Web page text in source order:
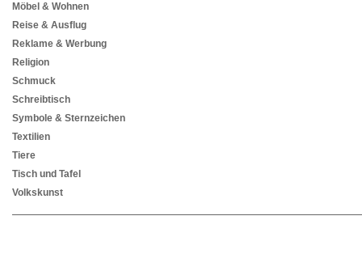
Möbel & Wohnen
Reise & Ausflug
Reklame & Werbung
Religion
Schmuck
Schreibtisch
Symbole & Sternzeichen
Textilien
Tiere
Tisch und Tafel
Volkskunst